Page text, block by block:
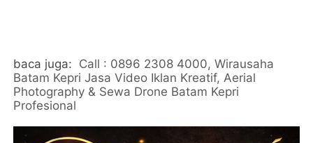
baca juga: Call : 0896 2308 4000, Wirausaha
Batam Kepri Jasa Video Iklan Kreatif, Aerial
Photography & Sewa Drone Batam Kepri
Profesional